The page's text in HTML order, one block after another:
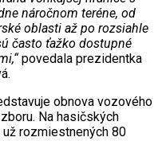
náročnom teréne, od
oblasti až po rozsiahle
často ťažko dostupné
povedala prezidentka
obnova vozového
Na hasičských
rozmiestnených 80